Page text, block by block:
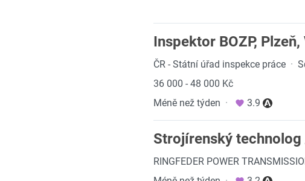
Inspektor BOZP,
ČR - Státní úřad inspekce práce ·
36 000 - 48 000 Kč
Méně než týden · 3.9
Strojírenský
RINGFEDER POWER